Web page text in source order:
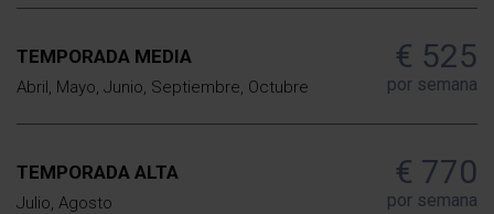
TEMPORADA MEDIA
Abril, Mayo, Junio, Septiembre, Octubre
€ 525
por semana
TEMPORADA ALTA
Julio, Agosto
€ 770
por semana